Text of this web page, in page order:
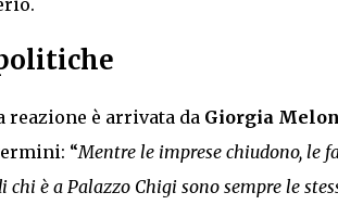
è arrivata da Giorgia
“Mentre le imprese chiudono, le
è a Palazzo Chigi sono sempre le